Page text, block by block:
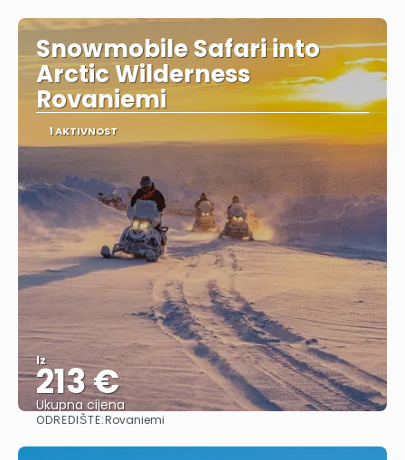
Snowmobile Safari into
Arctic Wilderness
Rovaniemi
1 AKTIVNOST
Iz
213 €
Ukupna cijena
ODREDIŠTE:Rovaniemi